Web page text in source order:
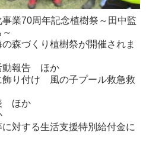
業70周年記念植樹祭～田中監
森づくり植樹祭が開催されま
動報告 ほか
飾り付け 風の子プール救急救
ほか
対する生活支援特別給付金に